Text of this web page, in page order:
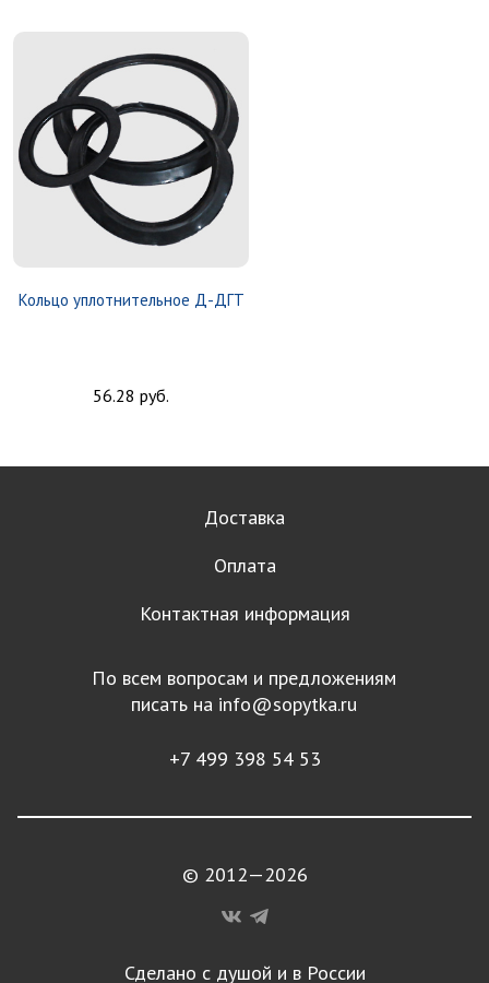
Кольцо уплотнительное Д-ДГТ
56.28 руб.
Доставка
Оплата
Контактная информация
По всем вопросам и предложениям
писать на info@sopytka.ru
+7 499 398 54 53
© 2012—2026
Сделано с душой и в России